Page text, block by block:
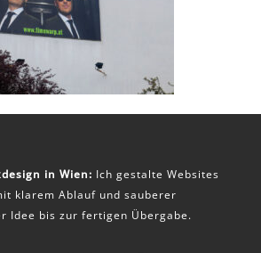
in Wien: Ich gestalte Websites
klarem Ablauf und sauberer
Idee bis zur fertigen Übergabe.